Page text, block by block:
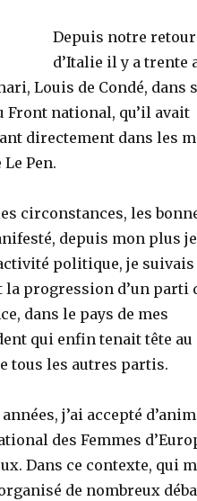
Depuis notre retour
d’Italie il y a trente
Louis de Condé, dans
Front national, qu’il avait
directement dans les
Pen.
circonstances, les
depuis mon plus
politique, je suivais
la progression d’un parti
dans le pays de mes
qui enfin tenait tête au
tous les autres partis.
j’ai accepté
des Femmes
Dans ce contexte, qui
de nombreux